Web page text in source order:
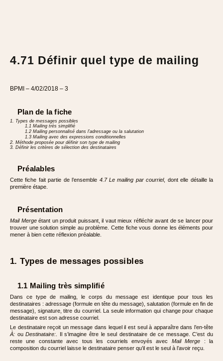
4.71 Définir quel type de mailing
BPMI – 4/02/2018 – 3
Plan de la fiche
1. Types de messages possibles
1.1 Mailing très simplifié
1.2 Mailing personnalisé dans l’adressage ou la salutation
1.3 Mailing avec des expressions conditionnelles
2. Méthode proposée pour définir son type de mailing
3. Définir les critères de sélection des destinataires
Préalables
Cette fiche fait partie de l’ensemble 4.7 Le mailing par courriel, dont elle détaille la
première étape.
Présentation
Mail Mergeétant un produit puissant, il vaut mieux réfléchir avant de se lancer pour
trouver une solution simple au problème. Cette fiche vous donne les éléments pour
mener à bien cette réflexion préalable.
1. Types de messages possibles
1.1 Mailing très simplifié
Dans ce type de mailing, le corps du message est identique pour tous les
destinataires : adressage (formule en tête du message), salutation (formule en fin de
message), signature, titre du courriel. La seule information qui change pour chaque
destinataire est son adresse courriel.
Le destinataire reçoit un message dans lequel il est seul à apparaître dans l’en-tête
À: ouDestinataire: . Il s’imagine être le seul destinataire de ce message. C’est du
reste une constante avec tous les courriels envoyés avec Mail Merge : la
composition du courriel laisse le destinataire penser qu’il est le seul à l’avoir reçu.